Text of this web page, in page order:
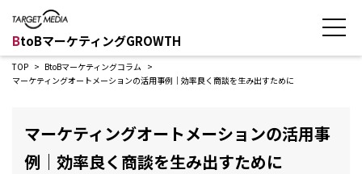
BtoBマーケティングGROWTH
TOP
BtoBマーケティングコラム
マーケティングオートメーションの活用事例｜効率良く商談を生み出すために
マーケティングオートメーションの活用事
例｜効率良く商談を生み出すために